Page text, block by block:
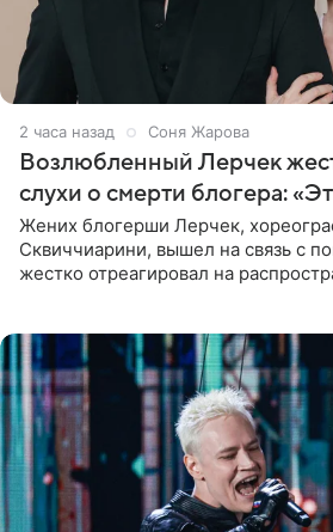
2 часа назад Соня Жарова
Возлюбленный Лерчек
слухи о смерти блогера:
Жених блогерши Лерчек,
Сквиччиарини, вышел на связь с
жестко отреагировал на